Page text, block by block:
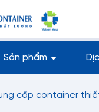
Sản phẩm
cấp container